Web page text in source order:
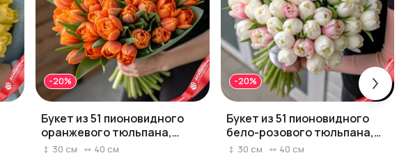
-20%
Букет из 51 пионовидного
оранжевого тюльпана,
Голландия
30 см 40 см
-20%
Букет из 51 пионовидного
бело-розового тюльпана,
Голландия
30 см 40 см